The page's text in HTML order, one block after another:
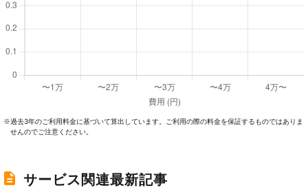
※過去3年のご利⽤料⾦に基づいて算出しています。ご利⽤の際の料⾦を保証するものではありま
せんのでご注意ください。
サービス関連最新記事